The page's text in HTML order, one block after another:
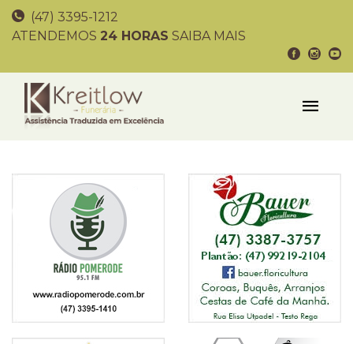
(47) 3395-1212
ATENDEMOS 24 HORAS SAIBA MAIS